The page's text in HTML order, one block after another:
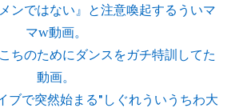
ンではない』と注意喚起するういマ
マw動画。
ちのためにダンスをガチ特訓してた
動画。
ブで突然始まる"しぐれういうちわ大